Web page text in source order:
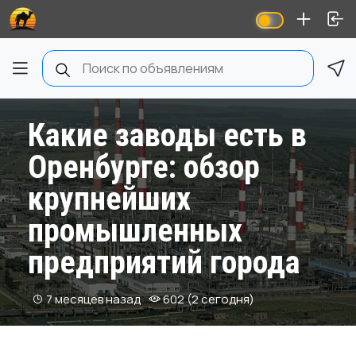
Какие заводы есть в
Оренбурге: обзор
крупнейших
промышленных
предприятий города
7 месяцев назад 602 (2 сегодня)